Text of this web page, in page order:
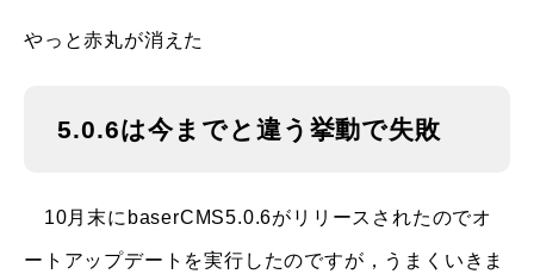
やっと赤丸が消えた
5.0.6は今までと違う挙動で失敗
10月末にbaserCMS5.0.6がリリースされたのでオ
ートアップデートを実行したのですが，うまくいきま